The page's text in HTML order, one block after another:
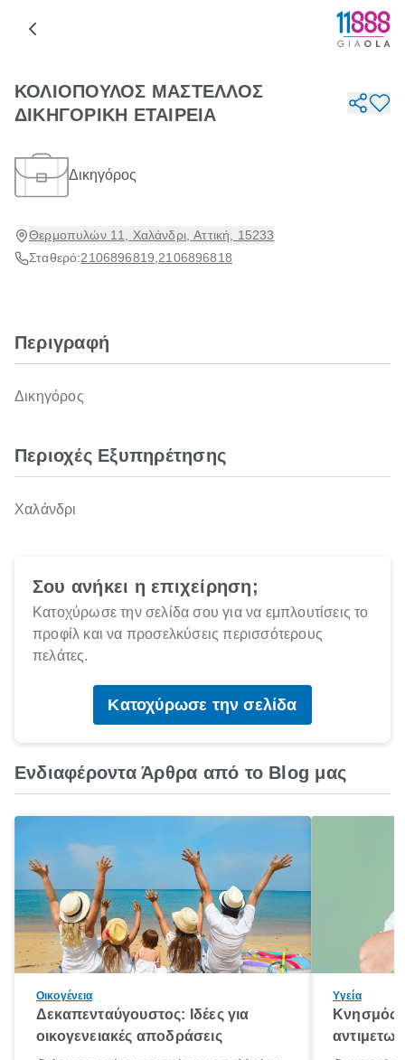
ΚΟΛΙΟΠΟΥΛΟΣ ΜΑΣΤΕΛΛΟΣ
ΔΙΚΗΓΟΡΙΚΗ ΕΤΑΙΡΕΙΑ
Δικηγόρος
Θερμοπυλών 11, Χαλάνδρι, Αττική, 15233
Σταθερό:2106896819 2106896818
Περιγραφή
Δικηγόρος
Περιοχές Εξυπηρέτησης
Χαλάνδρι
Σου ανήκει η επιχείρηση;
Κατοχύρωσε την σελίδα σου για να εμπλουτίσεις το
προφίλ και να προσελκύσεις περισσότερους
πελάτες.
Κατοχύρωσε την σελίδα
Ενδιαφέροντα Άρθρα από το Blog μας
Οικογένεια
Δεκαπενταύγουστος: Ιδέες για
οικογενειακές αποδράσεις
Υγεία
Κνησμός: